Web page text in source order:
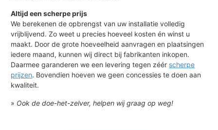
Altijd een scherpe prijs
We berekenen de opbrengst van uw installatie volledig
vrijblijvend. Zo weet u precies hoeveel kosten én winst u
maakt. Door de grote hoeveelheid aanvragen en plaatsingen
iedere maand, kunnen wij direct bij fabrikanten inkopen.
Daarmee garanderen we een levering tegen zéér scherpe
prijzen. Bovendien hoeven we geen concessies te doen aan
kwaliteit.
» Ook de doe-het-zelver, helpen wij graag op weg!